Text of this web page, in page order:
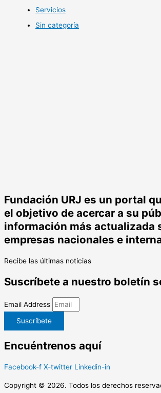
Servicios
Sin categoría
Fundación URJ es un portal
el objetivo de acercar a su
información más actualizada
empresas nacionales e
Recibe las últimas noticias
Suscríbete a nuestro boletín
Email Address
Suscríbete
Encuéntrenos aquí
Facebook-f X-twitter Linkedin-in
Copyright © 2026. Todos los derechos